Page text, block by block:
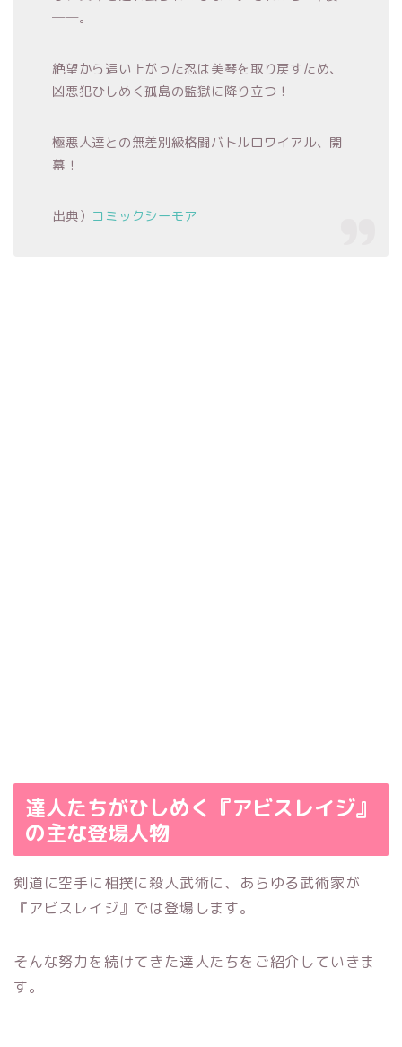
──。
絶望から這い上がった忍は美琴を取り戻すため、
凶悪犯ひしめく孤島の監獄に降り立つ！
極悪人達との無差別級格闘バトルロワイアル、開
幕！
出典） コミックシーモア
達人たちがひしめく『アビスレイジ』
の主な登場人物
剣道に空手に相撲に殺人武術に、あらゆる武術家が
『アビスレイジ』では登場します。
そんな努力を続けてきた達人たちをご紹介していきま
す。